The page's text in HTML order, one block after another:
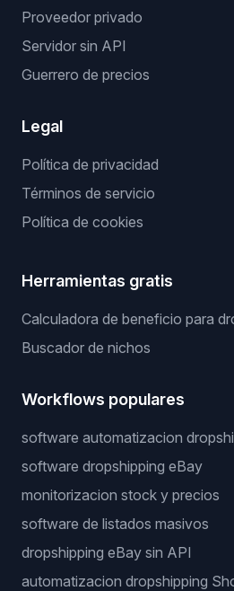
Proveedor privado
Servidor sin API
Guerrero de precios
Legal
Política de privacidad
Términos de servicio
Política de cookies
Herramientas gratis
Calculadora de beneficio para
Buscador de nichos
Workflows populares
software automatizacion
software dropshipping eBay
monitorizacion stock y precios
software de listados masivos
dropshipping eBay sin API
automatizacion dropshipping